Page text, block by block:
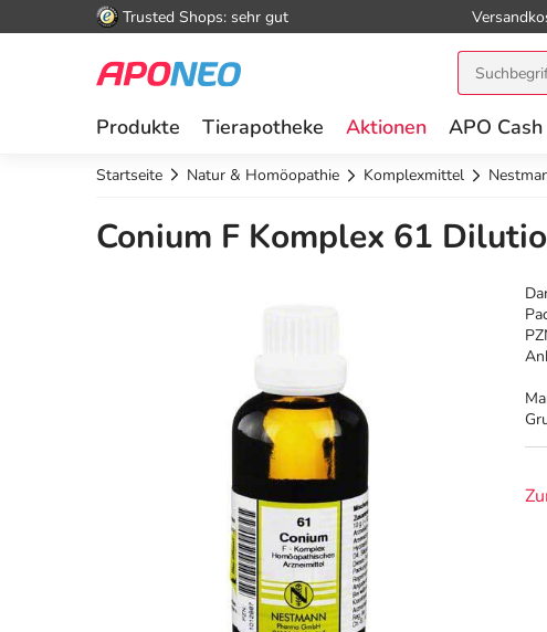
Trusted Shops: sehr gut
Produkte Tierapotheke Aktionen APO Cash
Startseite Natur & Homöopathie Komplexmittel
Conium F Komplex 61